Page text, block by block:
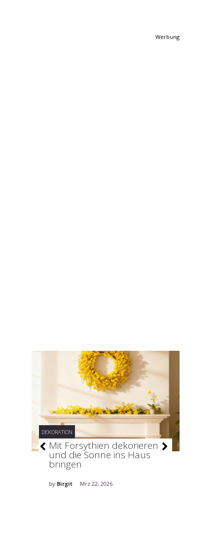
Werbung
DEKORATION
Mit Forsythien dekorieren
und die Sonne ins Haus
bringen
by Birgit Mrz 22, 2026